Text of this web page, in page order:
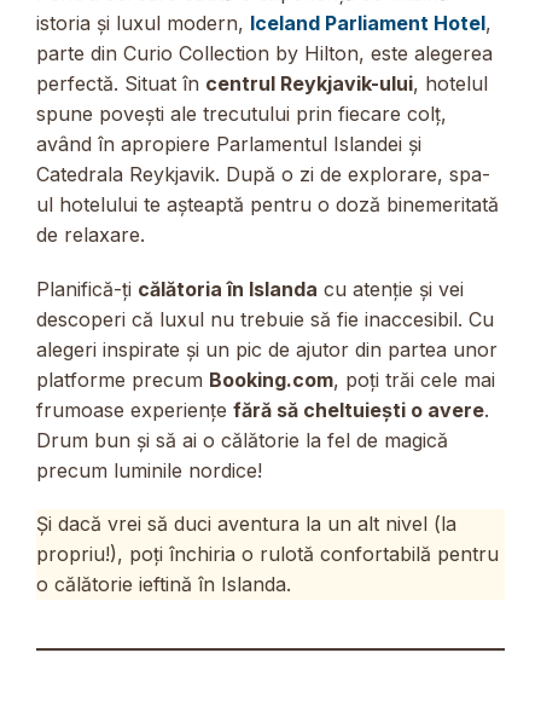
istoria și luxul modern, Iceland Parliament Hotel,
parte din Curio Collection by Hilton, este alegerea
perfectă. Situat în centrul Reykjavik-ului, hotelul
spune povești ale trecutului prin fiecare colț,
având în apropiere Parlamentul Islandei și
Catedrala Reykjavik. După o zi de explorare, spa-
ul hotelului te așteaptă pentru o doză binemeritată
de relaxare.
Planifică-ți călătoria în Islanda cu atenție și vei
descoperi că luxul nu trebuie să fie inaccesibil. Cu
alegeri inspirate și un pic de ajutor din partea unor
platforme precum Booking.com, poți trăi cele mai
frumoase experiențe fără să cheltuiești o avere.
Drum bun și să ai o călătorie la fel de magică
precum luminile nordice!
Și dacă vrei să duci aventura la un alt nivel (la
propriu!), poți închiria o rulotă confortabilă pentru
o călătorie ieftină în Islanda.